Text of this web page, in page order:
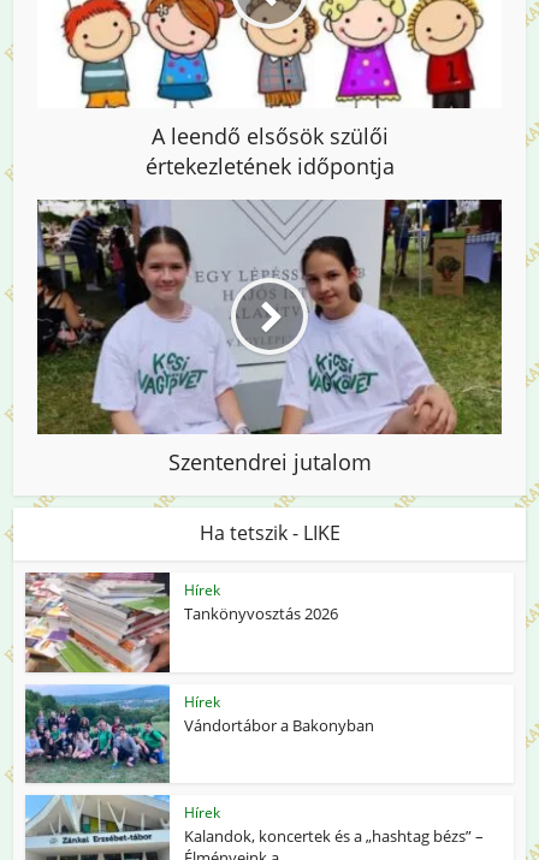
A leendő elsősök szülői
értekezletének időpontja
Szentendrei jutalom
Ha tetszik - LIKE
Hírek
Tankönyvosztás 2026
Hírek
Vándortábor a Bakonyban
Hírek
Kalandok, koncertek és a „hashtag bézs” –